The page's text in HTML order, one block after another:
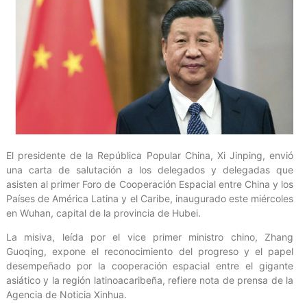
El presidente de la República Popular China, Xi Jinping, envió
una carta de salutación a los delegados y delegadas que
asisten al primer Foro de Cooperación Espacial entre China y los
Países de América Latina y el Caribe, inaugurado este miércoles
en Wuhan, capital de la provincia de Hubei.
La misiva, leída por el vice primer ministro chino, Zhang
Guoqing, expone el reconocimiento del progreso y el papel
desempeñado por la cooperación espacial entre el gigante
asiático y la región latinoacaribeña, refiere nota de prensa de la
Agencia de Noticia Xinhua.